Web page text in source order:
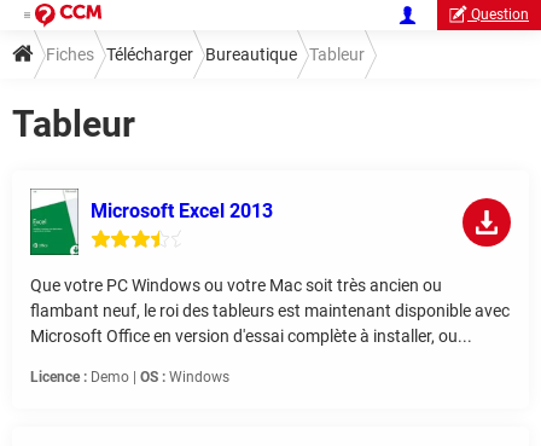
Question
Fiches Télécharger Bureautique Tableur
Tableur
Microsoft Excel 2013
Que votre PC Windows ou votre Mac soit très ancien ou
flambant neuf, le roi des tableurs est maintenant disponible avec
Microsoft Office en version d'essai complète à installer, ou...
Licence : Demo | OS : Windows